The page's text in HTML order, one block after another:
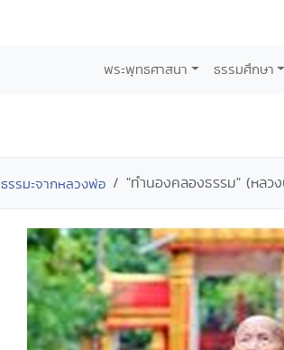
พระพุทธศาสนา ธรรมศึกษา
ธรรมะจากหลวงพ่อ "ทำนองคลองธรรม" (หลว